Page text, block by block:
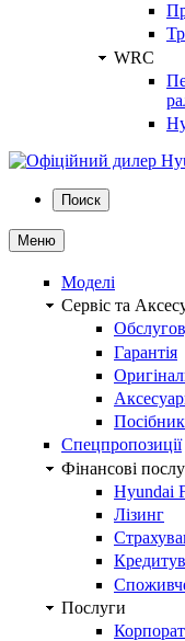
WRC
Поиск
Меню
Моделі
Сервіс та
Гарантія
Посібник
Спецпропозиції
Фінансові
Hyundai
Лізинг
Послуги